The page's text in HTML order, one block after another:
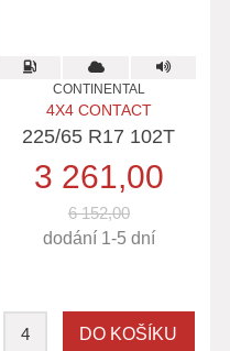
CONTINENTAL
4X4 CONTACT
225/65 R17 102T
3 261,00
6 152,00
dodání 1-5 dní